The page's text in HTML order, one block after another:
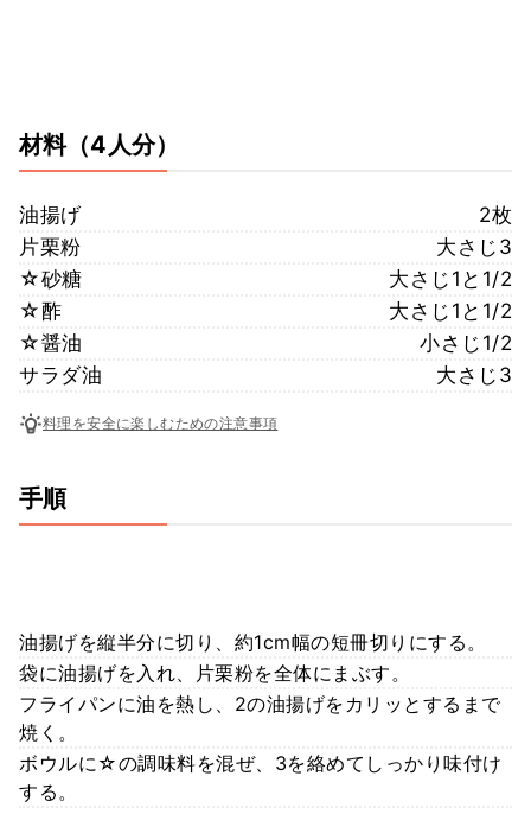
材料（4人分）
油揚げ
2枚
片栗粉
大さじ3
☆砂糖
大さじ1と1/2
☆酢
大さじ1と1/2
☆醤油
小さじ1/2
サラダ油
大さじ3
料理を安全に楽しむための注意事項
手順
油揚げを縦半分に切り、約1cm幅の短冊切りにする。
袋に油揚げを入れ、片栗粉を全体にまぶす。
フライパンに油を熱し、2の油揚げをカリッとするまで
焼く。
ボウルに☆の調味料を混ぜ、3を絡めてしっかり味付け
する。